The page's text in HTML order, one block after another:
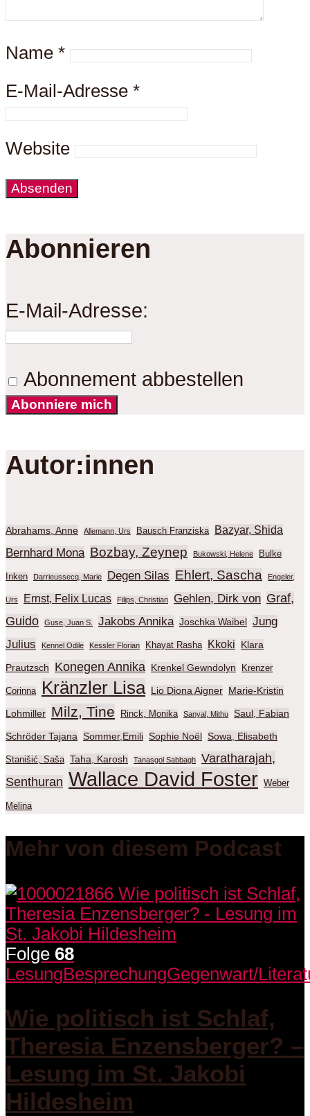
Name *
E-Mail-Adresse *
Website
Abonnieren
E-Mail-Adresse:
Abonnement abbestellen
Abonniere mich
Autor:innen
Abrahams, Anne Allemann, Urs Bausch Franziska Bazyar, Shida
Bernhard Mona Bozbay, Zeynep Bukowski, Helene Bulke
Inken Darrieussecq, Marie Degen Silas Ehlert, Sascha Engeler,
Urs Ernst, Felix Lucas Filips, Christian Gehlen, Dirk von Graf,
Guido
Guse, Juan S. Jakobs Annika Joschka Waibel Jung
Julius
Kennel Odile Kessler Florian Khayat Rasha Kkoki Klara
Prautzsch Konegen Annika Krenkel Gewndolyn Krenzer
Corinna Kränzler Lisa Lio Diona Aigner Marie-Kristin
Lohmiller Milz, Tine Rinck, Monika Sanyal, Mithu Saul, Fabian
Schröder Tajana Sommer,Emili Sophie Noël Sowa, Elisabeth
Stanišić, Saša Taha, Karosh Tanasgol Sabbagh
Varatharajah,
Senthuran Wallace David Foster Weber
Melina
Mehr von diesem Podcast
Folge 68
LesungBesprechungGegenwart/
Wie politisch ist Schlaf,
Theresia Enzensberger? –
Lesung im St. Jakobi
Hildesheim